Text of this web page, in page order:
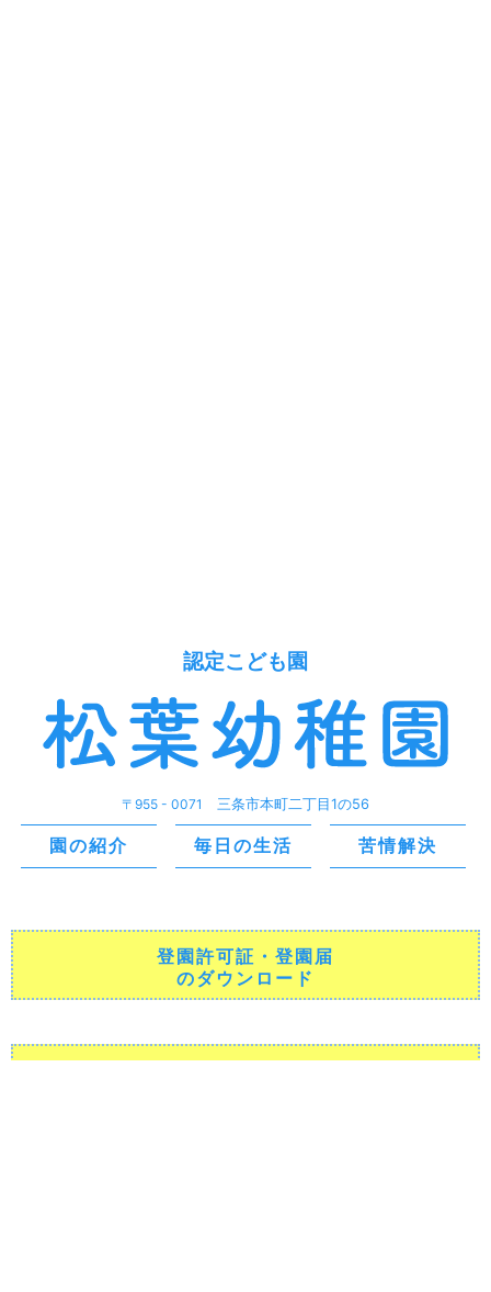
認定こども園
〒955 - 0071 三条市本町二丁目1の56
園の紹介 毎日の生活 苦情解決
登園許可証・登園届
のダウンロード